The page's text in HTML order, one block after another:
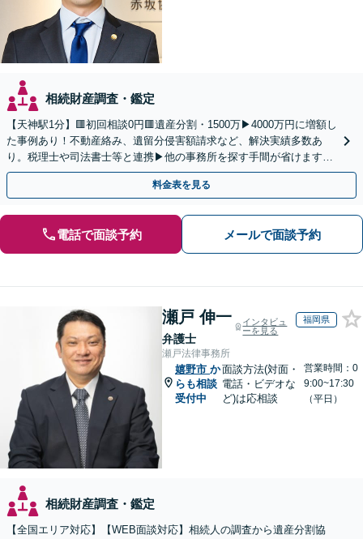
相続財産調査・鑑定
【天神駅1分】🟥初回相談0円🟥遺産分割・1500万▶4000万円に増額し
た事例あり！不動産絡み、遺留分侵害額請求など、解決実績多数あ
り。税理士や司法書士等と連携▶他の事務所を探す手間が省けます！
不動産会社と連携し無料査定&財産調査も◎
料金表を見る
電話で面談予約 メールで面談予約
瀬戸 伸一
弁護士
インタビュ
ーを見る
福岡県
瀬戸法律事務所
嬉野市 か
らも相談
受付中
面談方法(対面・
電話・ビデオな
ど)は応相談
営業時間：0
9:00~17:30
（平日）
相続財産調査・鑑定
【全国エリア対応】【WEB面談対応】相続人の調査から遺産分割協